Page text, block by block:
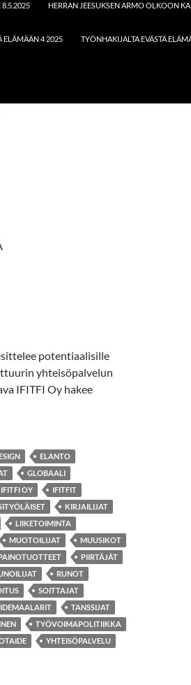
HERRAN JEESUKSEN ARMO OLKOON
ELÄMÄÄN 4 2025 TYÖNHAKIJALTA EVÄSTÄ
potentiaalisille
yhteisöpalvelun
IFITFI Oy hakee
ELANTO
GLOBAALI
IFITFI OY
IFITFIT
KIRJAILIJAT
LIIKETOIMINTA
MUOTOILIJAT
MUUSIKOT
PIIRTÄJÄT
RUNOT
SOITTAJAT
TANSSIJAT
TYÖVOIMAPOLITIIKKA
YHTEISÖPALVELU